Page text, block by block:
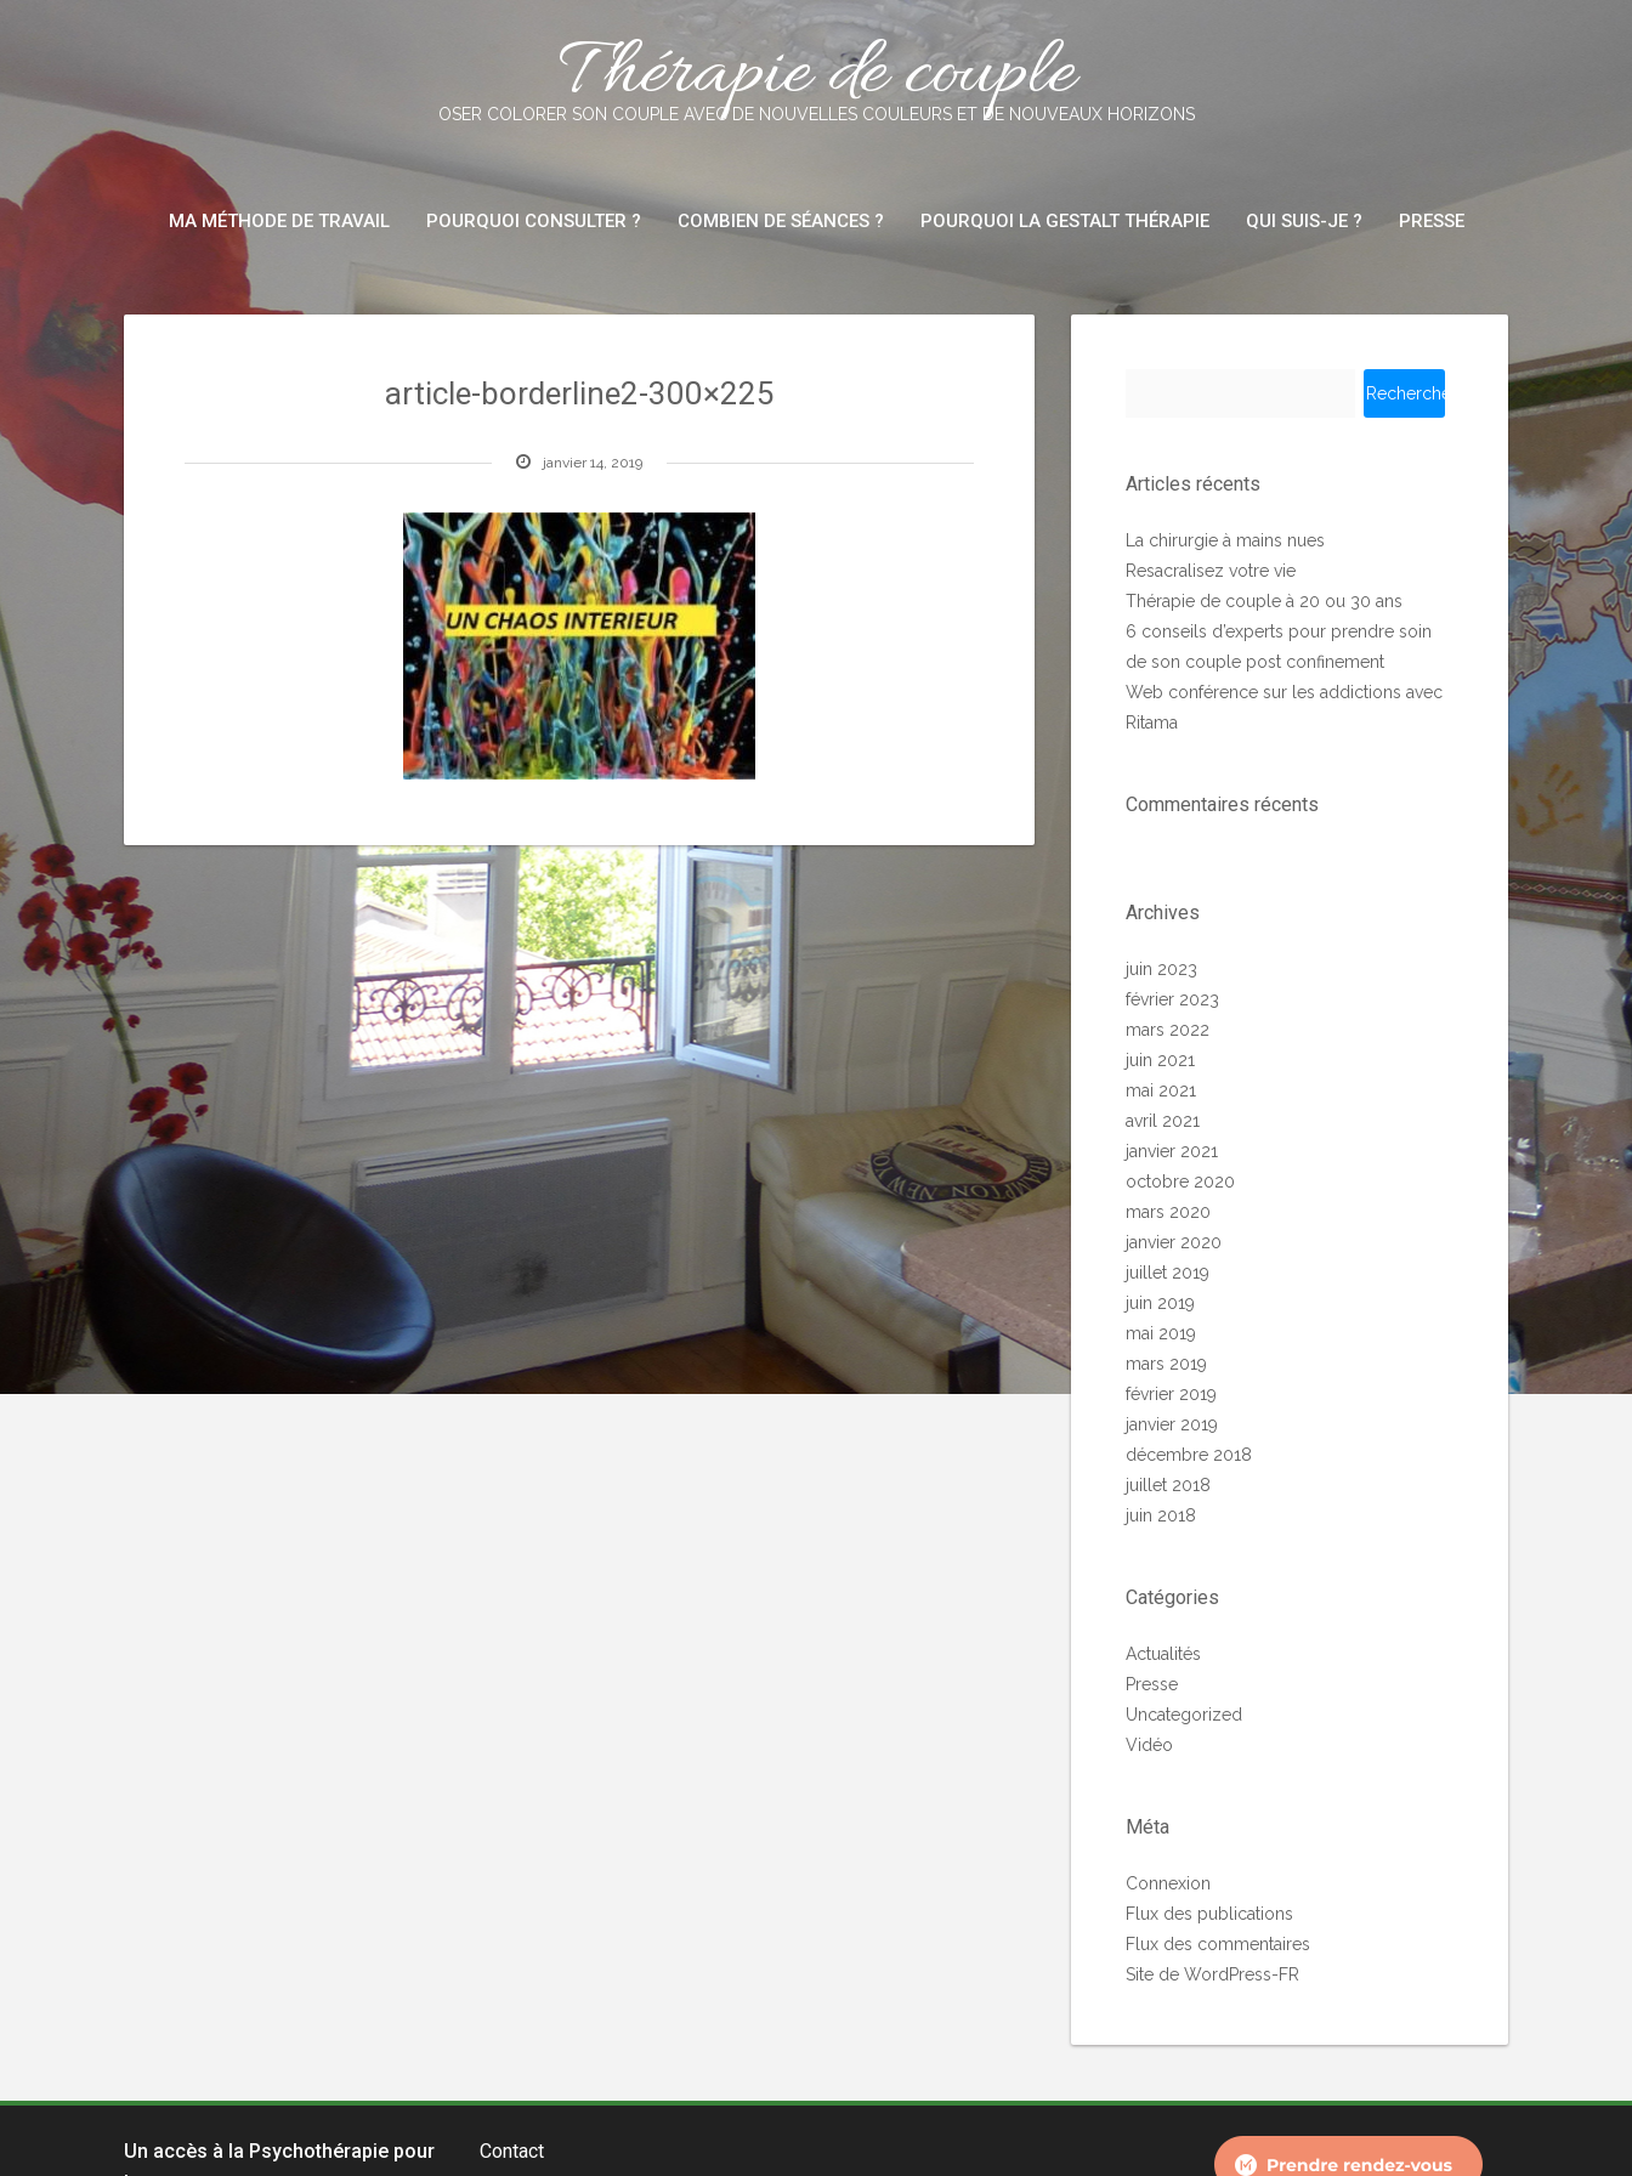
Thérapie de couple
OSER COLORER SON COUPLE AVEC DE NOUVELLES COULEURS ET DE NOUVEAUX HORIZONS
MA MÉTHODE DE TRAVAIL POURQUOI CONSULTER ? COMBIEN DE SÉANCES ? POURQUOI LA GESTALT THÉRAPIE QUI SUIS-JE ? PRESSE
article-borderline2-300×225
janvier 14, 2019
Articles récents
La chirurgie à mains nues
Resacralisez votre vie
Thérapie de couple à 20 ou 30 ans
6 conseils d’experts pour prendre soin
de son couple post confinement
Web conférence sur les addictions avec
Ritama
Commentaires récents
Archives
juin 2023
février 2023
mars 2022
juin 2021
mai 2021
avril 2021
janvier 2021
octobre 2020
mars 2020
janvier 2020
juillet 2019
juin 2019
mai 2019
mars 2019
février 2019
janvier 2019
décembre 2018
juillet 2018
juin 2018
Catégories
Actualités
Presse
Uncategorized
Vidéo
Méta
Connexion
Flux des publications
Flux des commentaires
Site de WordPress-FR
Un accès à la Psychothérapie pour
Contact